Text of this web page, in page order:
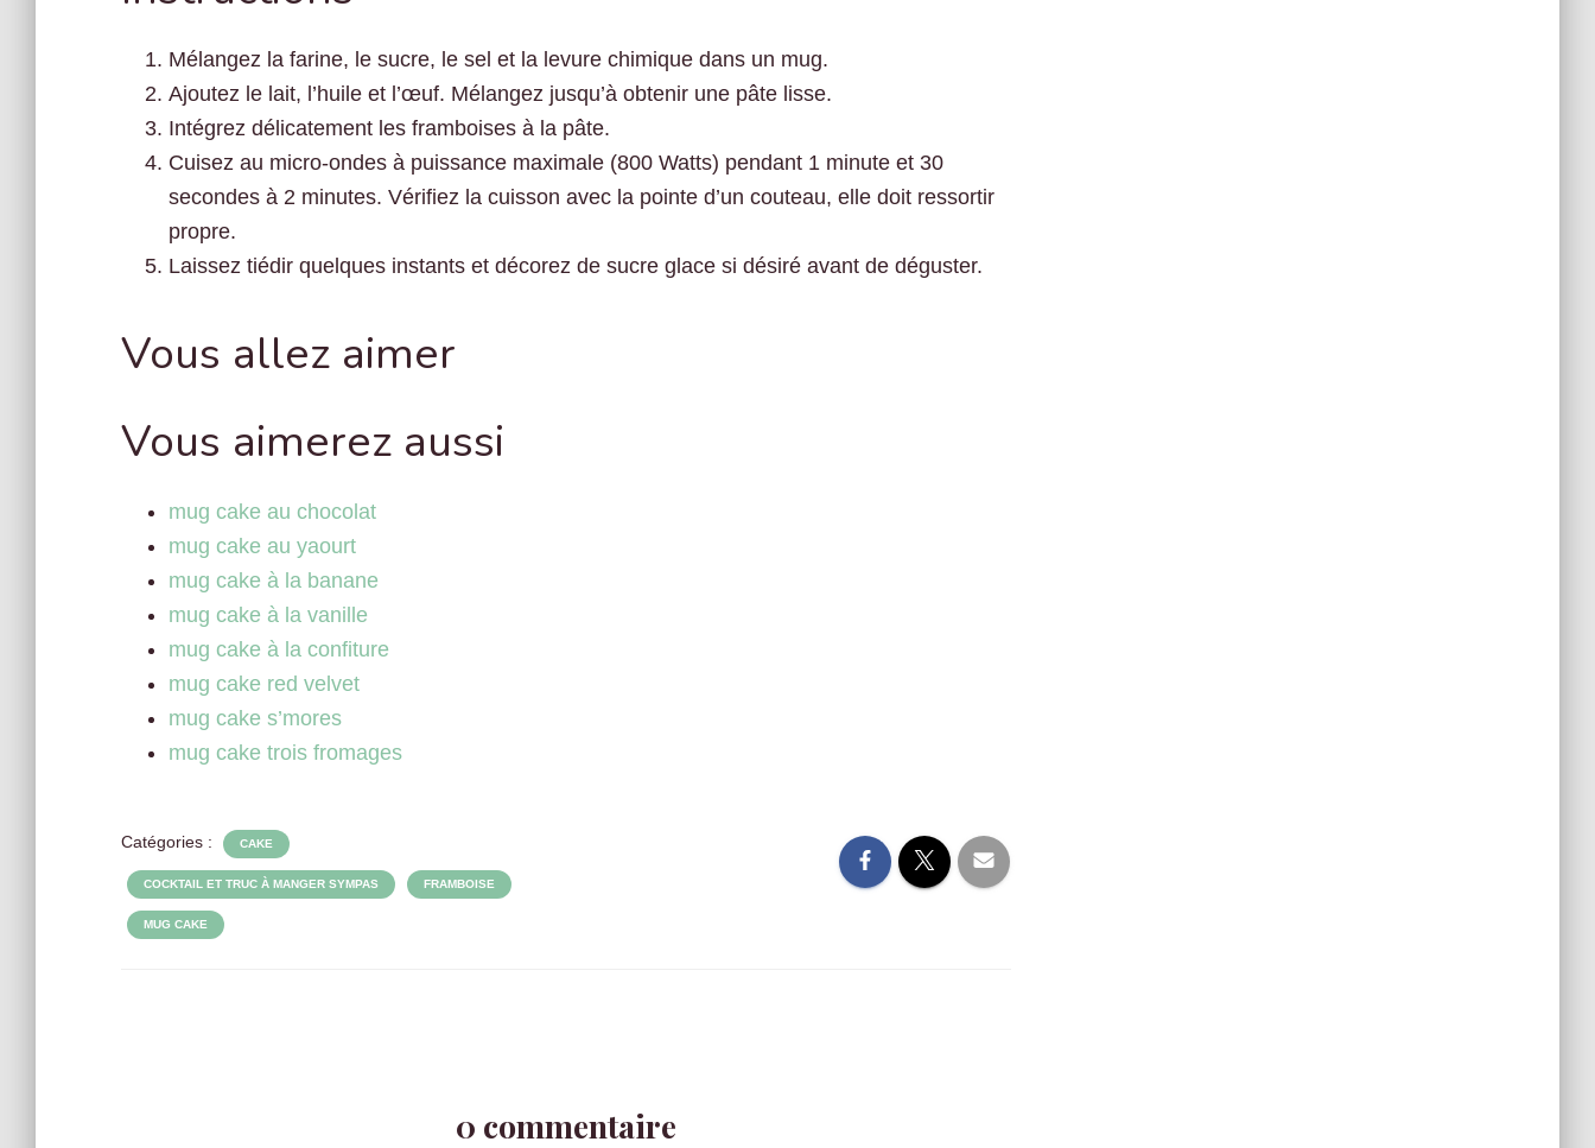
Mélangez la farine, le sucre, le sel et la levure chimique dans un mug.
Ajoutez le lait, l’huile et l’œuf. Mélangez jusqu’à obtenir une pâte lisse.
Intégrez délicatement les framboises à la pâte.
Cuisez au micro-ondes à puissance maximale (800 Watts) pendant 1 minute et 30
secondes à 2 minutes. Vérifiez la cuisson avec la pointe d’un couteau, elle doit ressortir
propre.
Laissez tiédir quelques instants et décorez de sucre glace si désiré avant de déguster.
Vous allez aimer
Vous aimerez aussi
mug cake au chocolat
mug cake au yaourt
mug cake à la banane
mug cake à la vanille
mug cake à la confiture
mug cake red velvet
mug cake s’mores
mug cake trois fromages
Catégories : CAKE
COCKTAIL ET TRUC À MANGER SYMPAS FRAMBOISE
MUG CAKE
0 commentaire